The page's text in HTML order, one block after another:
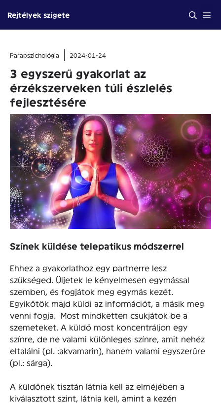
tartalomba
Rejtélyek szigete
Parapszichológia 2024-01-24
3 egyszerű gyakorlat az
érzékszerveken túli észlelés
fejlesztésére
Színek küldése telepatikus módszerrel
Ehhez a gyakorlathoz egy partnerre lesz
szükséged. Üljetek le kényelmesen egymással
szemben, és fogjátok meg egymás kezét.
Egyikőtök majd küldi az információt, a másik meg
venni fogja. Most mindketten csukjátok be a
szemeteket. A küldő most koncentráljon egy
színre, de ne valami különleges színre, amit nehéz
eltalálni (pl. :akvamarin), hanem valami egyszerűre
(pl.: sárga).
A küldőnek tisztán látnia kell az elméjében a
kiválasztott szint, látnia kell, amint a kezén